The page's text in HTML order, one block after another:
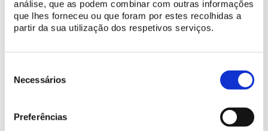
análise, que as podem combinar com outras informações
que lhes forneceu ou que foram por estes recolhidas a
partir da sua utilização dos respetivos serviços.
Necessários
Preferências